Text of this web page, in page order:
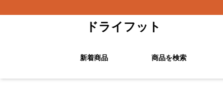
ドライフット
新着商品 商品を検索